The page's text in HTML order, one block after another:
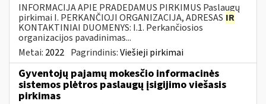
INFORMACIJA APIE PRADEDAMUS PIRKIMUS Paslaugų
pirkimai I. PERKANČIOJI ORGANIZACIJA, ADRESAS IR
KONTAKTINIAI DUOMENYS: I.1. Perkančiosios
organizacijos pavadinimas...
Metai: 2022 Pagrindinis:Viešieji pirkimai
Gyventojų pajamų mokesčio informacinės
sistemos plėtros paslaugų įsigijimo viešasis
pirkimas